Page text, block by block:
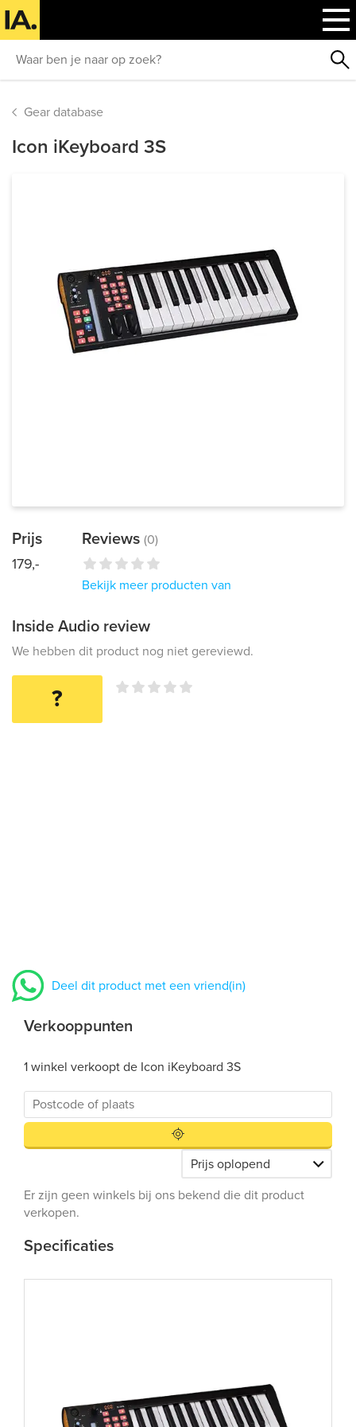
Gear database
Icon iKeyboard 3S
Prijs
179,-
Reviews (0)
Bekijk meer producten van
Inside Audio review
We hebben dit product nog niet gereviewd.
?
Deel dit product met een vriend(in)
Verkooppunten
1 winkel verkoopt de Icon iKeyboard 3S
Er zijn geen winkels bij ons bekend die dit product
verkopen.
Specificaties